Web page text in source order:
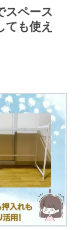
スペース
ても使え